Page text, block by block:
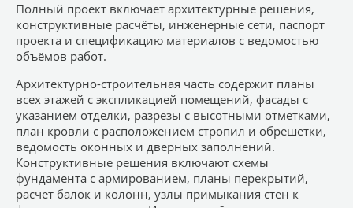
Полный проект включает архитектурные решения,
конструктивные расчёты, инженерные сети, паспорт
проекта и спецификацию материалов с ведомостью
объёмов работ.
Архитектурно-строительная часть содержит планы
всех этажей с экспликацией помещений, фасады с
указанием отделки, разрезы с высотными отметками,
план кровли с расположением стропил и обрешётки,
ведомость оконных и дверных заполнений.
Конструктивные решения включают схемы
фундамента с армированием, планы перекрытий,
расчёт балок и колонн, узлы примыкания стен к